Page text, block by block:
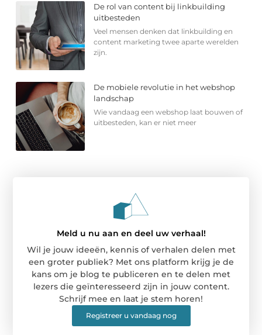
De rol van content bij linkbuilding
uitbesteden
Veel mensen denken dat linkbuilding en
content marketing twee aparte werelden
zijn.
De mobiele revolutie in het webshop
landschap
Wie vandaag een webshop laat bouwen of
uitbesteden, kan er niet meer
Meld u nu aan en deel uw verhaal!
Wil je jouw ideeën, kennis of verhalen delen met
een groter publiek? Met ons platform krijg je de
kans om je blog te publiceren en te delen met
lezers die geïnteresseerd zijn in jouw content.
Schrijf mee en laat je stem horen!
Registreer u vandaag nog